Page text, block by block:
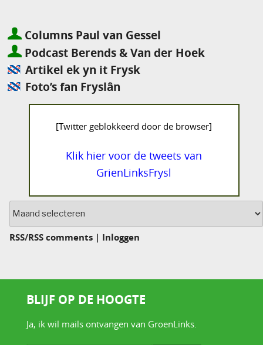
Columns Paul van Gessel
Podcast Berends & Van der Hoek
Artikel ek yn it Frysk
Foto’s fan Fryslân
[Twitter geblokkeerd door de browser]
Klik hier voor de tweets van
GrienLinksFrysl
RSS/RSS comments | Inloggen
BLIJF OP DE HOOGTE
Ja, ik wil mails ontvangen van GroenLinks.